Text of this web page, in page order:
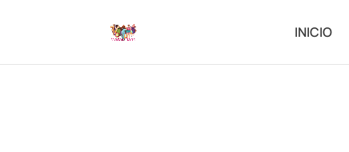
INICIO